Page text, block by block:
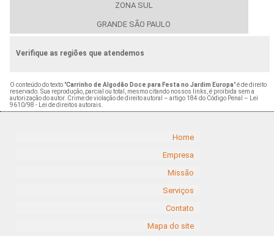
ZONA SUL
GRANDE SÃO PAULO
Verifique as regiões que atendemos
O conteúdo do texto "Carrinho de Algodão Doce para Festa no Jardim Europa" é de direito
reservado. Sua reprodução, parcial ou total, mesmo citando nossos links, é proibida sem a
autorização do autor. Crime de violação de direito autoral – artigo 184 do Código Penal – Lei
9610/98 - Lei de direitos autorais.
Home
Empresa
Missão
Serviços
Contato
Mapa do site